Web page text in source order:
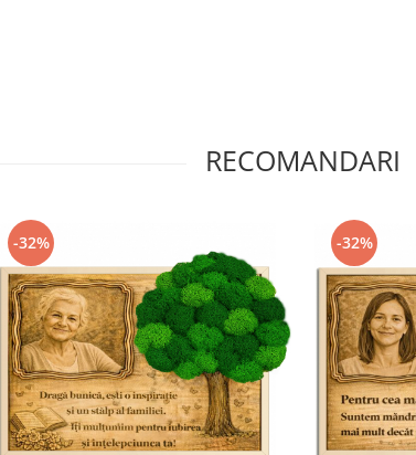
RECOMANDARI
-32% -32%